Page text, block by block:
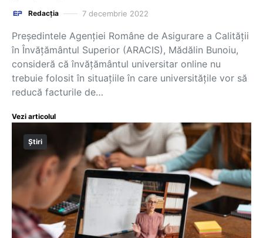
Redacția 7 decembrie 2022
Președintele Agenţiei Române de Asigurare a Calităţii
în Învăţământul Superior (ARACIS), Mădălin Bunoiu,
consideră că învățământul universitar online nu
trebuie folosit în situațiile în care universitățile vor să
reducă facturile de…
Vezi articolul
Știri